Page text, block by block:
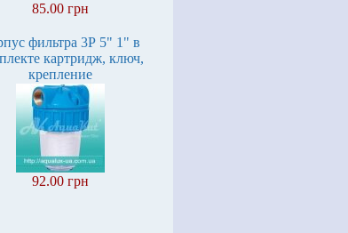
85.00 грн
фильтра 3Р 5" 1" в
картридж, ключ,
крепление
92.00 грн